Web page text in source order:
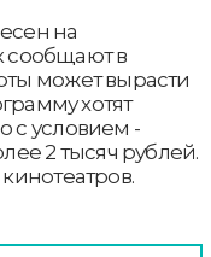
на
сообщают в
может вырасти
хотят
с условием -
2 тысяч рублей.